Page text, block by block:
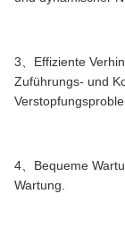
3、Effiziente
Zuführungs- und
4、Bequeme
Wartung.